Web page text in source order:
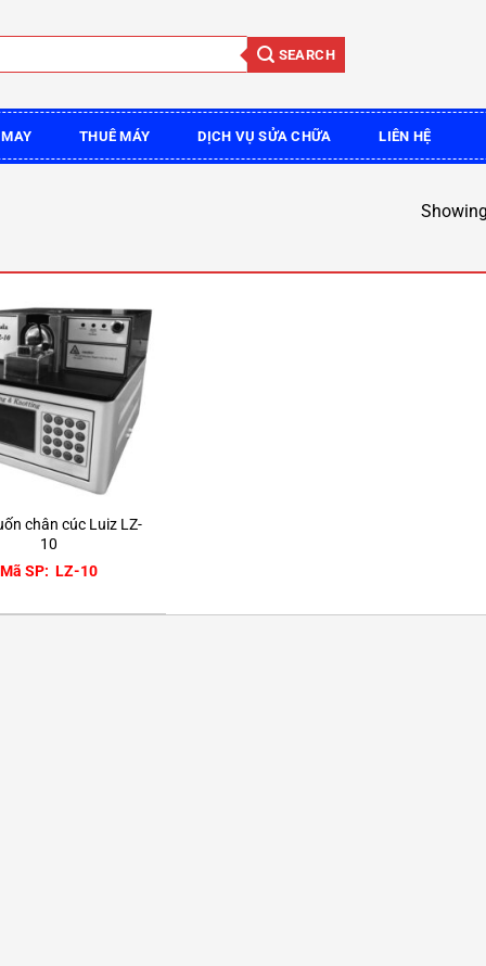
SEARCH
THUÊ MÁY DỊCH VỤ SỬA CHỮA LIÊN HỆ
chân cúc Luiz LZ-
10
Mã SP: LZ-10